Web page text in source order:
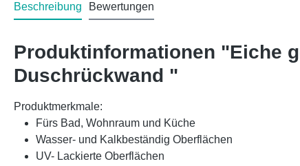
Beschreibung Bewertungen
Produktinformationen "Eiche
Duschrückwand "
Produktmerkmale:
Fürs Bad, Wohnraum und Küche
Wasser- und Kalkbeständig Oberflächen
UV- Lackierte Oberflächen